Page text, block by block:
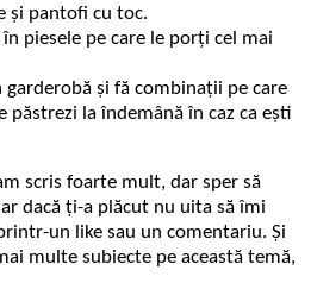
și pantofi cu toc.
piesele pe care le porți cel mai
garderobă și fă combinații pe care
păstrezi la îndemână în caz ca ești
scris foarte mult, dar sper să
dacă ți-a plăcut nu uita să îmi
un like sau un comentariu. Și
multe subiecte pe această temă,